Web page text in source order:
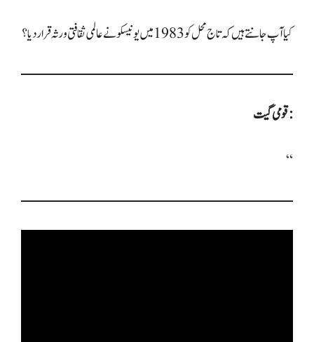
کیا آپ جانتے ہیں کہ تاج محل کو 1983 میں یونیسکو نے عالمی ثقافتی ورثہ قرار دیا؟
قومی گیت:
“